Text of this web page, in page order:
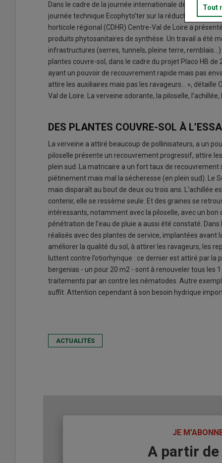
Dans le cadre de la journée internationale de la
journée technique Ecophyto’ter sur la réduction des
horticole régional (CDHR) Centre-Val de Loire a
produits phytosanitaires de synthèse. Un travail a été
infrastructures (serres, tunnels, pleine terre,
plantes couvre-sol, dans le cadre du projet Placo HB de
ayant un pouvoir de recouvrement rapide mais pas
attire les auxiliaires mais pas les ravageurs... », détaille
Val de Loire. La verveine odorante, la piloselle,
DES PLANTES COUVRE-SOL À
La verveine a attiré beaucoup de pollinisateurs, a un
piloselle présente un recouvrement progressif, attire
plein sud. La matricaire a un fort taux de
piétinement mais mal la sécheresse (en plein sud). Le
mais disparaît au bout de deux ou trois ans. L’achillée
contenir, elle se ressème seule. Et des graines se
intéressants, notamment avec la piloselle, avec un
pénétration de l’eau de pluie a aussi été constaté.
réalisés avec des plantes de service, implantées avant
améliorer la qualité du sol, à attirer les ravageurs, les
luttent contre l’otiorhynque : ce dernier est attiré par
bergenias - un pour 20 m2 - sont à renouveler tous les
traitements par an contre les nématodes. Autre
suffit. Attention cependant à son besoin hydrique
ACTUALITÉS
JE
A partir de
Tout